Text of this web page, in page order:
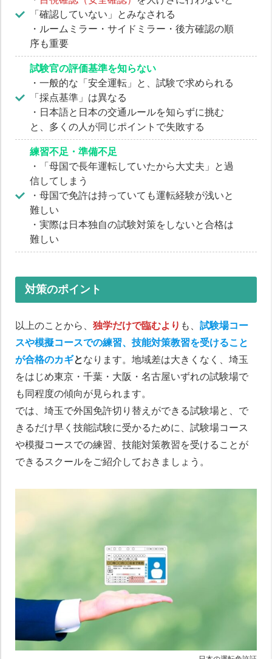
「確認していない」とみなされる
・ルームミラー・サイドミラー・後方確認の順
序も重要
試験官の評価基準を知らない
・一般的な「安全運転」と、試験で求められる
「採点基準」は異なる
・日本語と日本の交通ルールを知らずに挑む
と、多くの人が同じポイントで失敗する
練習不足・準備不足
・「母国で長年運転していたから大丈夫」と過
信してしまう
・母国で免許は持っていても運転経験が浅いと
難しい
・実際は日本独自の試験対策をしないと合格は
難しい
対策のポイント
以上のことから、 独学だけで臨むより も、 試験場コー
スや模擬コースでの練習、技能対策教習を受けること
が合格のカギとなります。地域差は大きくなく、埼玉
をはじめ東京・千葉・大阪・名古屋いずれの試験場で
も同程度の傾向が見られます。
では、埼玉で外国免許切り替えができる試験場と、で
きるだけ早く技能試験に受かるために、試験場コース
や模擬コースでの練習、技能対策教習を受けることが
できるスクールをご紹介しておきましょう。